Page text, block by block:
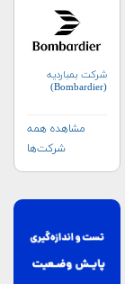
شرکت بمباردیه
(Bombardier)
مشاهده همه
شرکت‌ها